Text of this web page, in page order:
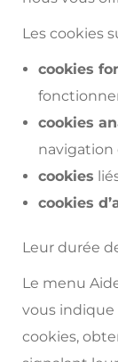
Les cookies
cookies
cookies
navigation
cookies
cookies
Leur durée
Le menu
vous
cookies,